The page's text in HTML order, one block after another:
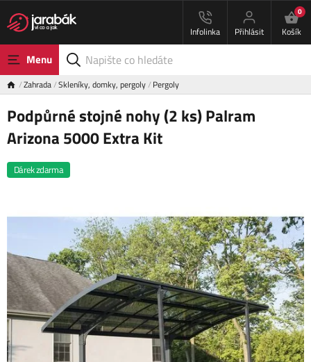
Infolinka Přihlásit
0
Košík
Menu
Zahrada Skleníky, domky, pergoly Pergoly
Podpůrné stojné nohy (2 ks) Palram
Arizona 5000 Extra Kit
Dárek zdarma